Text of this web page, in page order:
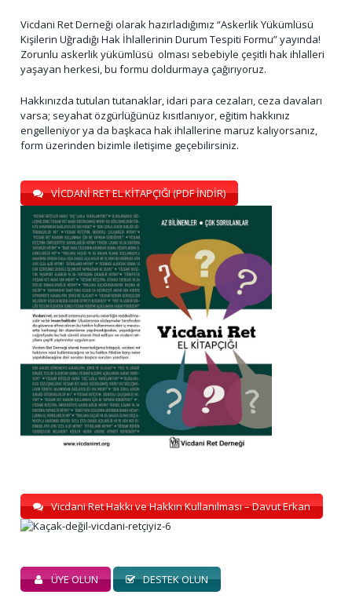
Vicdani Ret Derneği olarak hazırladığımız “Askerlik Yükümlüsü
Kişilerin Uğradığı Hak İhlallerinin Durum Tespiti Formu” yayında!
Zorunlu askerlik yükümlüsü olması sebebiyle çeşitli hak ihlalleri
yaşayan herkesi, bu formu doldurmaya çağırıyoruz.
Hakkınızda tutulan tutanaklar, idari para cezaları, ceza davaları
varsa; seyahat özgürlüğünüz kısıtlanıyor, eğitim hakkınız
engelleniyor ya da başkaca hak ihlallerine maruz kalıyorsanız,
form üzerinden bizimle iletişime geçebilirsiniz.
VİCDANİ RET EL KİTAPÇIĞI (PDF İNDİR)
Vicdani Ret Hakkı ve Hakkın Kullanılması – Davut Erkan
ÜYE OLUN DESTEK OLUN